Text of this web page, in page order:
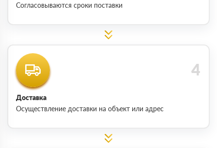
Согласовываются сроки поставки
Доставка
Осуществление доставки на объект или адрес